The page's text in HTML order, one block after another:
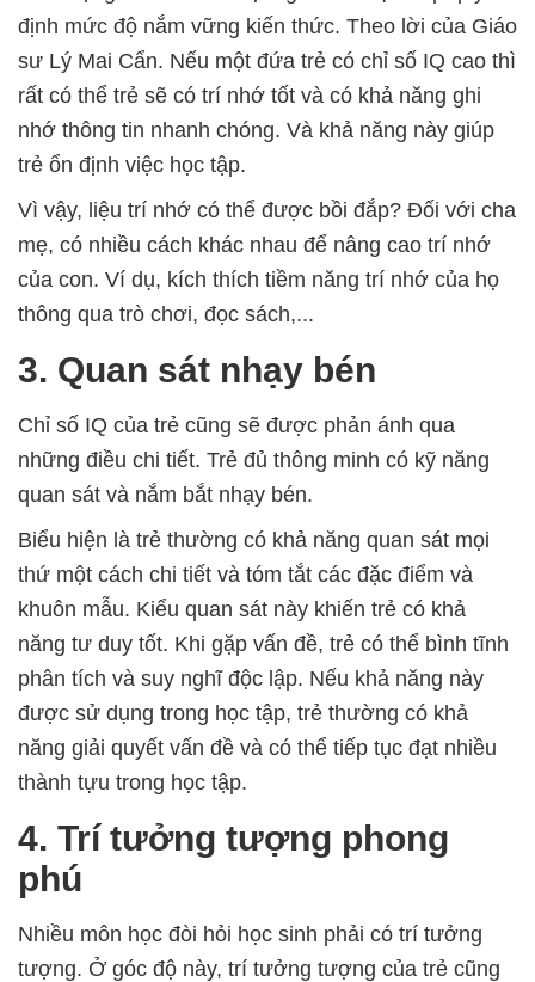
định mức độ nắm vững kiến thức. Theo lời của Giáo
sư Lý Mai Cẩn. Nếu một đứa trẻ có chỉ số IQ cao thì
rất có thể trẻ sẽ có trí nhớ tốt và có khả năng ghi
nhớ thông tin nhanh chóng. Và khả năng này giúp
trẻ ổn định việc học tập.
Vì vậy, liệu trí nhớ có thể được bồi đắp? Đối với cha
mẹ, có nhiều cách khác nhau để nâng cao trí nhớ
của con. Ví dụ, kích thích tiềm năng trí nhớ của họ
thông qua trò chơi, đọc sách,...
3. Quan sát nhạy bén
Chỉ số IQ của trẻ cũng sẽ được phản ánh qua
những điều chi tiết. Trẻ đủ thông minh có kỹ năng
quan sát và nắm bắt nhạy bén.
Biểu hiện là trẻ thường có khả năng quan sát mọi
thứ một cách chi tiết và tóm tắt các đặc điểm và
khuôn mẫu. Kiểu quan sát này khiến trẻ có khả
năng tư duy tốt. Khi gặp vấn đề, trẻ có thể bình tĩnh
phân tích và suy nghĩ độc lập. Nếu khả năng này
được sử dụng trong học tập, trẻ thường có khả
năng giải quyết vấn đề và có thể tiếp tục đạt nhiều
thành tựu trong học tập.
4. Trí tưởng tượng phong
phú
Nhiều môn học đòi hỏi học sinh phải có trí tưởng
tượng. Ở góc độ này, trí tưởng tượng của trẻ cũng